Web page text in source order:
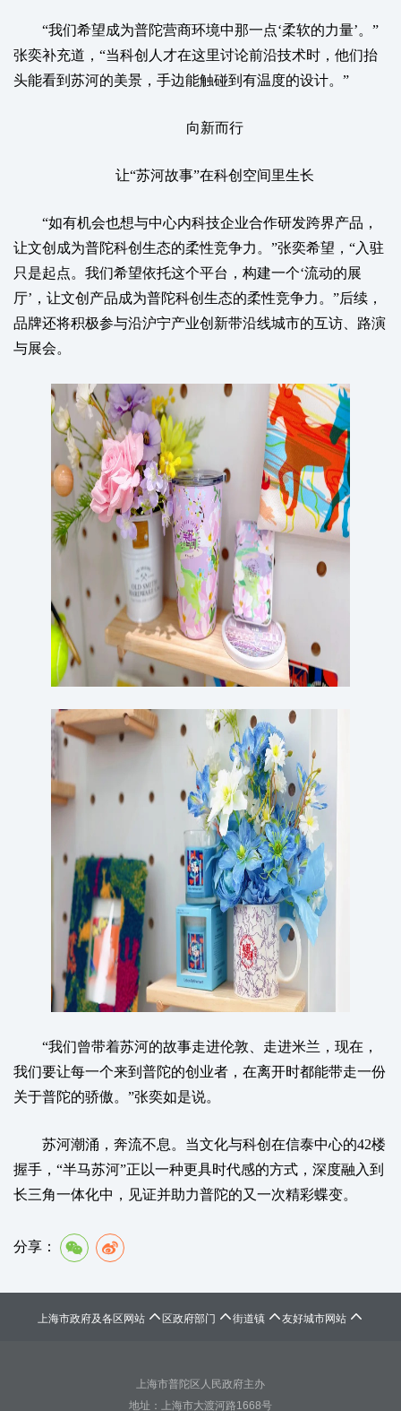
“我们希望成为普陀营商环境中那一点‘柔软的力量’。”
张奕补充道，“当科创人才在这里讨论前沿技术时，他们抬
头能看到苏河的美景，手边能触碰到有温度的设计。”
向新而行
让“苏河故事”在科创空间里生长
“如有机会也想与中心内科技企业合作研发跨界产品，
让文创成为普陀科创生态的柔性竞争力。”张奕希望，“入驻
只是起点。我们希望依托这个平台，构建一个‘流动的展
厅’，让文创产品成为普陀科创生态的柔性竞争力。”后续，
品牌还将积极参与沿沪宁产业创新带沿线城市的互访、路演
与展会。
“我们曾带着苏河的故事走进伦敦、走进米兰，现在，
我们要让每一个来到普陀的创业者，在离开时都能带走一份
关于普陀的骄傲。”张奕如是说。
苏河潮涌，奔流不息。当文化与科创在信泰中心的42楼
握手，“半马苏河”正以一种更具时代感的方式，深度融入到
长三角一体化中，见证并助力普陀的又一次精彩蝶变。
分享：
上海市政府及各区网站  区政府部门 街道镇 友好城市网站 
上海市普陀区人民政府主办
地址：上海市大渡河路1668号